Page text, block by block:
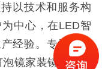
以技术和服务构
中心，在LED智
经验。专注定制
泡镜家装镜、智能